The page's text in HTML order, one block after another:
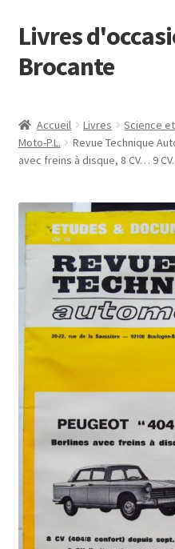
Aller
à
la
Aller
au
contenu
Livres
Brocante
Accueil Livres Science
Moto-P.L.
Revue Technique
avec freins à disque, 8 CV… 9